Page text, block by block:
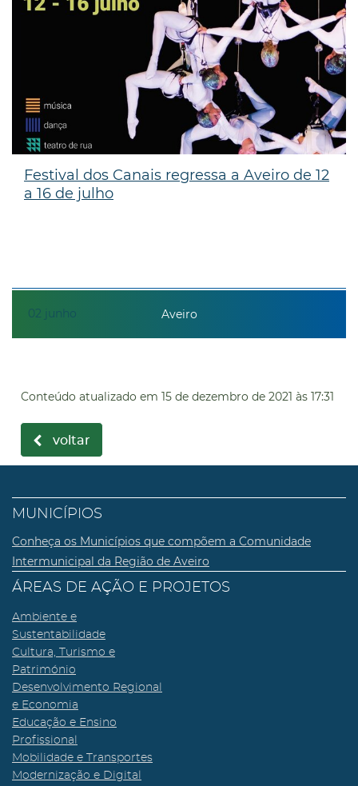
02 junho
Festival dos Canais regressa a Aveiro de 12
a 16 de julho
Aveiro
Conteúdo atualizado em 15 de dezembro de 2021 às 17:31
voltar
MUNICÍPIOS
Conheça os Municípios que compõem a Comunidade
Intermunicipal da Região de Aveiro
ÁREAS DE AÇÃO E PROJETOS
Ambiente e
Sustentabilidade
Cultura, Turismo e
Património
Desenvolvimento Regional
e Economia
Educação e Ensino
Profissional
Mobilidade e Transportes
Modernização e Digital